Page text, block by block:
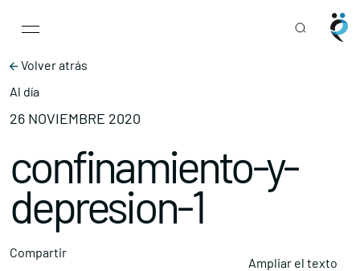
Main Navigation
Volver atrás
Al día
26 NOVIEMBRE 2020
confinamiento-y-
depresion-1
Compartir
Ampliar el texto